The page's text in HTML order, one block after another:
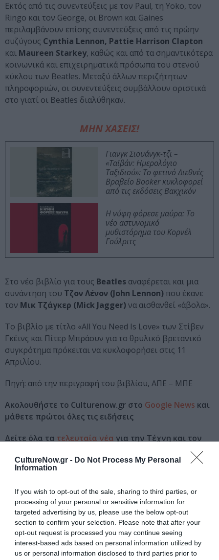
CultureNow.gr - Do Not Process My Personal
Information
If you wish to opt-out of the sale, sharing to third parties, or
processing of your personal or sensitive information for
targeted advertising by us, please use the below opt-out
section to confirm your selection. Please note that after your
opt-out request is processed you may continue seeing
interest-based ads based on personal information utilized by
us or personal information disclosed to third parties prior to
Εκτός από τις συνεντεύξεις με τον Paul, τη Yoko, τον
Ringo και τον George, οι Brown και Gaines
περιλαμβάνουν επίσης συνεντεύξεις από τις πρώην
συζύγους Cynthia Lennon, Pattie Harrison Clapton
και Maureen Starkey, καθώς και από τα σημαντικότερα
κοινωνικά και επιχειρηματικά πρόσωπα του στενού
κύκλου των Beatles. Μεταξύ άλλων περιζήτητων
πληροφοριών, οι συνεντεύξεις συμβάλλουν οριστικά
στο γιατί οι Beatles διαλύθηκαν.
ΜΗΝ ΧΑΣΕΙΣ!
Γιανγκ Σιουάνγκ-τζι –
«Ταϊβάν: Ημερολόγιο
Ταξιδιού»: Το φετινό Διεθνές
Βραβείο Booker κυκλοφορεί
από τις εκδόσεις Βακχικόν
Η νύφη φόρεσε μαύρα: Το
νέο αστυνομικό
μυθιστόρημα του Κορνέλ
Γούλριτς
Στο νέο βιβλίο για τους Beatles αναφέρεται και μια
συνάντηση του Τζον Λένον (John Lennon) που έκανε
τον Μικ Τζάγκερ (Mick Jagger) να αισθανθεί «άβολα».
Το βιβλίο με τίτλο «All You Need Is Love» των Στίβεν
Γκέινς και Πίτερ Μπράουν για το θρυλικό βρετανικό
συγκρότημα πρόκειται να κυκλοφορήσει στις 11
Απριλίου.
Πηγή: από την περιγραφή του βιβλίου, ΑΠΕ – ΜΠΕ
Ακολουθήστε το Culturenow.gr στο Google News και
μάθετε πρώτοι όλες τις ειδήσεις
Δείτε όλα τα τελευταία νέα για την Τέχνη και τον
Tags
THE BEATLES ΒΙΟΓΡΑΦΙΕΣ
ΔΟΚΙΜΙΑ - ΜΕΛΕΤΕΣ
ΞΕΝΟΙ ΣΥΓΓΡΑΦΕΙΣ